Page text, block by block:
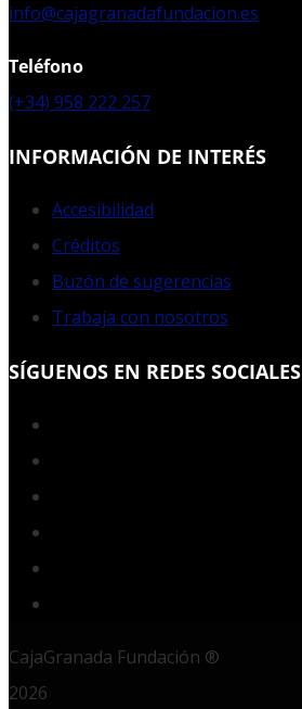
info@cajagranadafundacion.es
Teléfono
(+34) 958 222 257
INFORMACIÓN DE INTERÉS
Accesibilidad
Créditos
Buzón de sugerencias
Trabaja con nosotros
SÍGUENOS EN REDES SOCIALES
CajaGranada Fundación ®
2026